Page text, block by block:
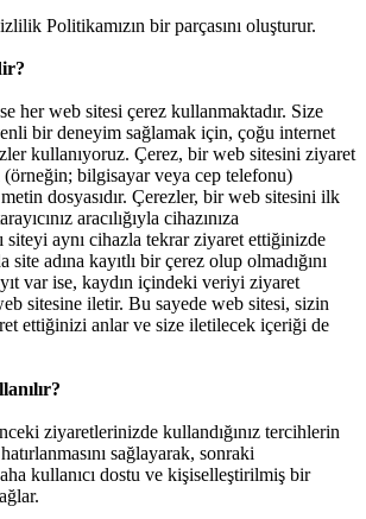
Politikamızın bir parçasını oluşturur.
her web sitesi çerez kullanmaktadır. Size
bir deneyim sağlamak için, çoğu internet
kullanıyoruz. Çerez, bir web sitesini ziyaret
(örneğin; bilgisayar veya cep telefonu)
dosyasıdır. Çerezler, bir web sitesini ilk
aracılığıyla cihazınıza
siteyi aynı cihazla tekrar ziyaret ettiğinizde
site adına kayıtlı bir çerez olup olmadığını
var ise, kaydın içindeki veriyi ziyaret
sitesine iletir. Bu sayede web sitesi, sizin
ettiğinizi anlar ve size iletilecek içeriği de
ziyaretlerinizde kullandığınız tercihlerin
sağlayarak, sonraki
kullanıcı dostu ve kişiselleştirilmiş bir